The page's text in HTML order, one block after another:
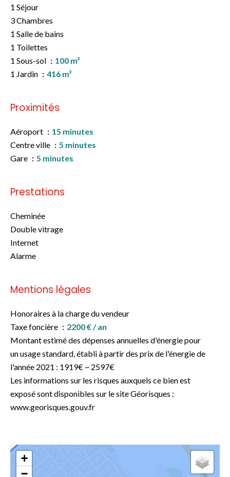
1 Séjour
3 Chambres
1 Salle de bains
1 Toilettes
1 Sous-sol
100 m²
1 Jardin
416 m²
Proximités
Aéroport
15 minutes
Centre ville
5 minutes
Gare
5 minutes
Prestations
Cheminée
Double vitrage
Internet
Alarme
Mentions légales
Honoraires à la charge du vendeur
Taxe foncière
2200 € / an
Montant estimé des dépenses annuelles d'énergie pour
un usage standard, établi à partir des prix de l'énergie de
l'année 2021 : 1919€ ~ 2597€
Les informations sur les risques auxquels ce bien est
exposé sont disponibles sur le site Géorisques :
www.georisques.gouv.fr
+
−